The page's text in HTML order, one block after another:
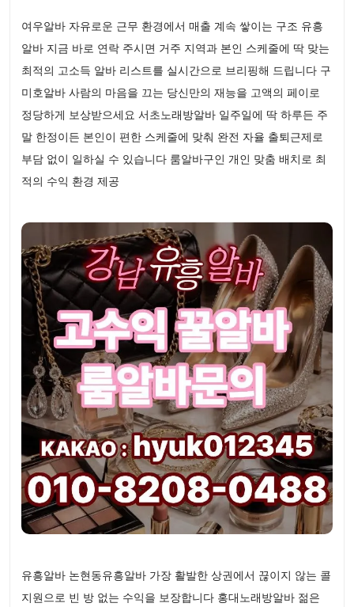
여우알바 자유로운 근무 환경에서 매출 계속 쌓이는 구조 유흥
알바 지금 바로 연락 주시면 거주 지역과 본인 스케줄에 딱 맞는
최적의 고소득 알바 리스트를 실시간으로 브리핑해 드립니다 구
미호알바 사람의 마음을 끄는 당신만의 재능을 고액의 페이로
정당하게 보상받으세요 서초노래방알바 일주일에 딱 하루든 주
말 한정이든 본인이 편한 스케줄에 맞춰 완전 자율 출퇴근제로
부담 없이 일하실 수 있습니다 룸알바구인 개인 맞춤 배치로 최
적의 수익 환경 제공
유흥알바 논현동유흥알바 가장 활발한 상권에서 끊이지 않는 콜
지원으로 빈 방 없는 수익을 보장합니다 홍대노래방알바 젊은